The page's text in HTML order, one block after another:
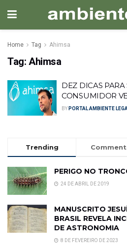
Home Tag Ahimsa
Tag: Ahimsa
DEZ DICAS PARA
CONSUMIDOR
BY PORTAL AMBIENTE
Trending
PERIGO NO
24 DE ABRIL DE 2019
MANUSCRITO
BRASIL REVELA
DE ASTRONOMIA
8 DE FEVEREIRO DE 2023